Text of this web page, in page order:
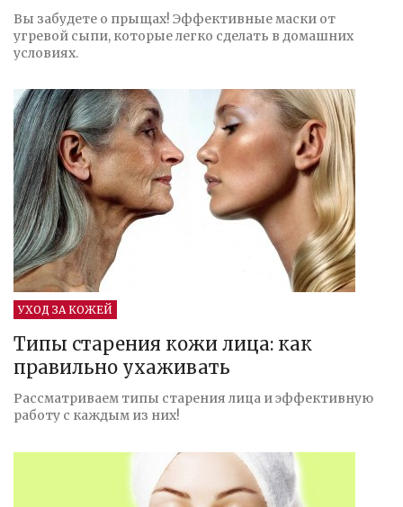
Вы забудете о прыщах! Эффективные маски от
угревой сыпи, которые легко сделать в домашних
условиях.
УХОД ЗА КОЖЕЙ
Типы старения кожи лица: как
правильно ухаживать
Рассматриваем типы старения лица и эффективную
работу с каждым из них!